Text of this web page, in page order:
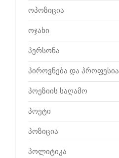
ოპოზიცია
ოჯახი
პერსონა
პიროვნება და პროფესია
პოეზიის საღამო
პოეტი
პოზიცია
პოლიტიკა